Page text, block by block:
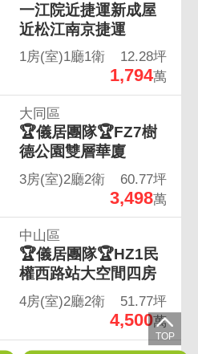
一江院近捷運新成屋
近松江南京捷運
1房(室)1廳1衛 12.28坪
1,794萬
大同區
🏆儀居團隊🏆FZ7樹
德公園雙層華廈
3房(室)2廳2衛 60.77坪
3,498萬
中山區
🏆儀居團隊🏆HZ1民
權西路站大空間四房
4房(室)2廳2衛 51.77坪
4,500萬